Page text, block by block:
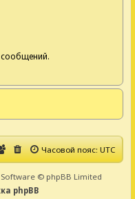
сообщений.
Часовой пояс:UTC
© phpBB Limited
phpBB